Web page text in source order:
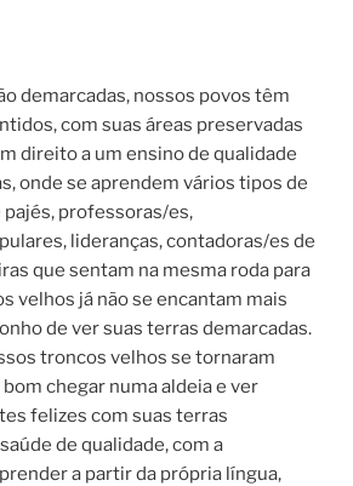
demarcadas, nossos povos têm
com suas áreas preservadas
direito a um ensino de qualidade
onde se aprendem vários tipos de
pajés, professoras/es,
lideranças, contadoras/es de
que sentam na mesma roda para
velhos já não se encantam mais
de ver suas terras demarcadas.
troncos velhos se tornaram
chegar numa aldeia e ver
felizes com suas terras
de qualidade, com a
a partir da própria língua,